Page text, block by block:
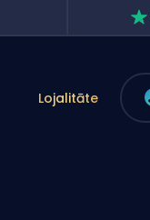
Lojalitāte